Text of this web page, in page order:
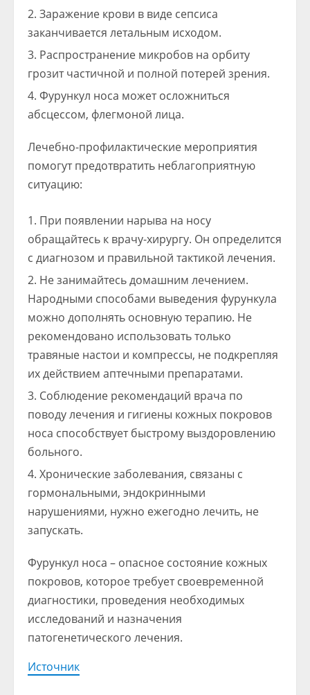
Заражение крови в виде сепсиса
заканчивается летальным исходом.
Распространение микробов на орбиту
грозит частичной и полной потерей зрения.
Фурункул носа может осложниться
абсцессом, флегмоной лица.
Лечебно-профилактические мероприятия
помогут предотвратить неблагоприятную
ситуацию:
При появлении нарыва на носу
обращайтесь к врачу-хирургу. Он определится
с диагнозом и правильной тактикой лечения.
Не занимайтесь домашним лечением.
Народными способами выведения фурункула
можно дополнять основную терапию. Не
рекомендовано использовать только
травяные настои и компрессы, не подкрепляя
их действием аптечными препаратами.
Соблюдение рекомендаций врача по
поводу лечения и гигиены кожных покровов
носа способствует быстрому выздоровлению
больного.
Хронические заболевания, связаны с
гормональными, эндокринными
нарушениями, нужно ежегодно лечить, не
запускать.
Фурункул носа – опасное состояние кожных
покровов, которое требует своевременной
диагностики, проведения необходимых
исследований и назначения
патогенетического лечения.
Источник